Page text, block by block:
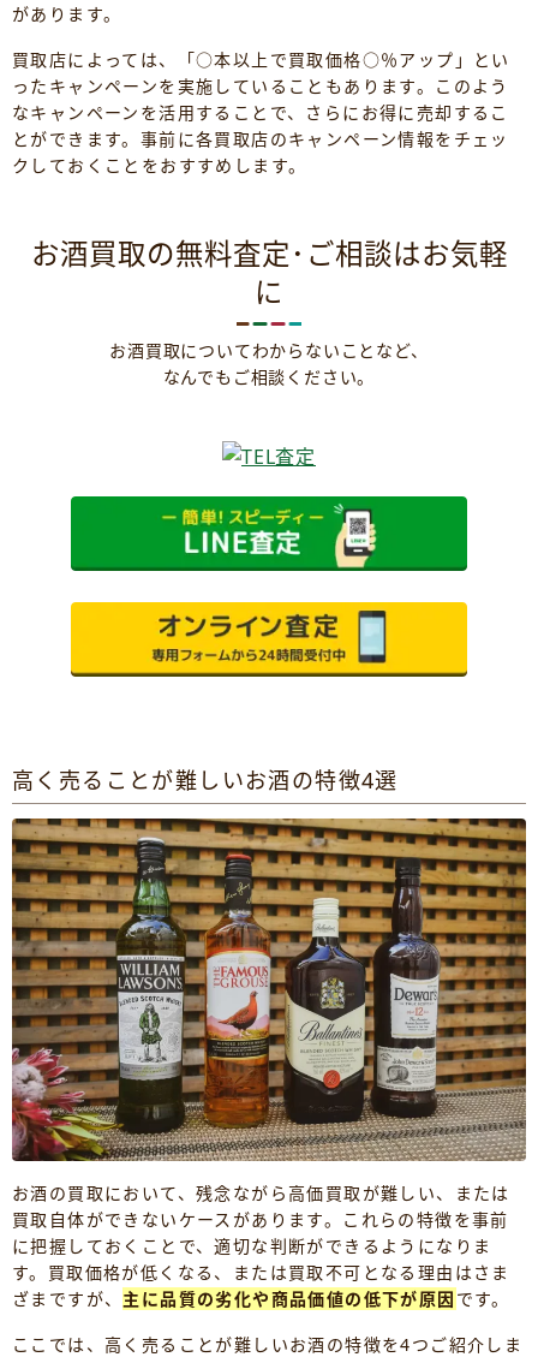
があります。
買取店によっては、「○本以上で買取価格○％アップ」とい
ったキャンペーンを実施していることもあります。このよう
なキャンペーンを活用することで、さらにお得に売却するこ
とができます。事前に各買取店のキャンペーン情報をチェッ
クしておくことをおすすめします。
お酒買取の無料査定･ご相談はお気軽
に
お酒買取についてわからないことなど、
なんでもご相談ください。
高く売ることが難しいお酒の特徴4選
お酒の買取において、残念ながら高価買取が難しい、または
買取自体ができないケースがあります。これらの特徴を事前
に把握しておくことで、適切な判断ができるようになりま
す。買取価格が低くなる、または買取不可となる理由はさま
ざまですが、 主に品質の劣化や商品価値の低下が原因 です。
ここでは、高く売ることが難しいお酒の特徴を4つご紹介しま